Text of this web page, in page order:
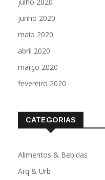
junho 2020
maio 2020
abril 2020
março 2020
fevereiro 2020
CATEGORIAS
Alimentos & Bebidas
Arq & Urb